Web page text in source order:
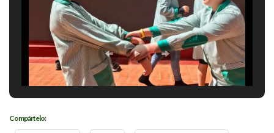
Compártelo: